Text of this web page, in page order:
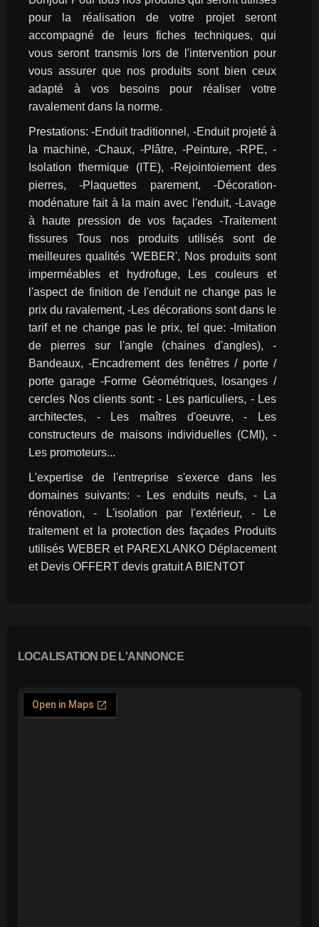
pour la réalisation de votre projet seront
accompagné de leurs fiches techniques, qui
vous seront transmis lors de l'intervention pour
vous assurer que nos produits sont bien ceux
adapté à vos besoins pour réaliser votre
ravalement dans la norme.
Prestations: -Enduit traditionnel, -Enduit projeté à
la machine, -Chaux, -Plâtre, -Peinture, -RPE, -
Isolation thermique (ITE), -Rejointoiement des
pierres, -Plaquettes parement, -Décoration-
modénature fait à la main avec l'enduit, -Lavage
à haute pression de vos façades -Traitement
fissures Tous nos produits utilisés sont de
meilleures qualités 'WEBER', Nos produits sont
imperméables et hydrofuge, Les couleurs et
l'aspect de finition de l'enduit ne change pas le
prix du ravalement, -Les décorations sont dans le
tarif et ne change pas le prix, tel que: -Imitation
de pierres sur l'angle (chaines d'angles), -
Bandeaux, -Encadrement des fenêtres / porte /
porte garage -Forme Géométriques, losanges /
cercles Nos clients sont: - Les particuliers, - Les
architectes, - Les maîtres d'oeuvre, - Les
constructeurs de maisons individuelles (CMI), -
Les promoteurs...
L'expertise de l'entreprise s'exerce dans les
domaines suivants: - Les enduits neufs, - La
rénovation, - L'isolation par l'extérieur, - Le
traitement et la protection des façades Produits
utilisés WEBER et PAREXLANKO Déplacement
et Devis OFFERT devis gratuit A BIENTOT
LOCALISATION DE L'ANNONCE